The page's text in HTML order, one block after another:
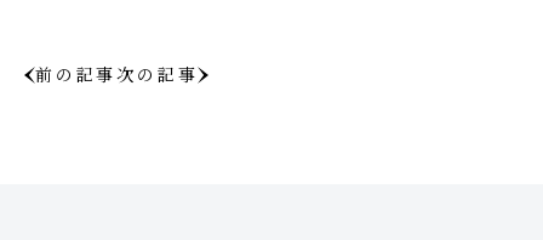
前の記事次の記事